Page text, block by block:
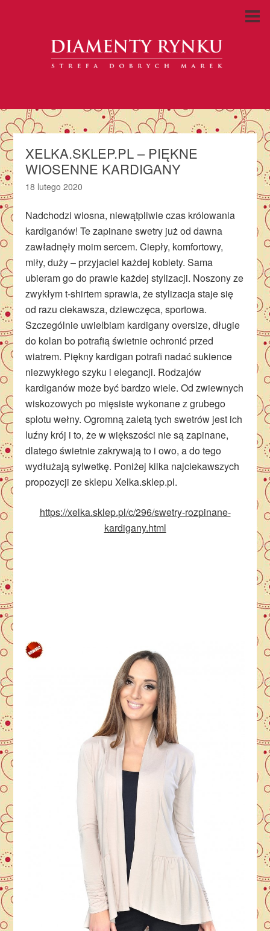
XELKA.SKLEP.PL – PIĘKNE
WIOSENNE KARDIGANY
18 lutego 2020
Nadchodzi wiosna, niewątpliwie czas królowania
kardiganów! Te zapinane swetry już od dawna
zawładnęły moim sercem. Ciepły, komfortowy,
miły, duży – przyjaciel każdej kobiety. Sama
ubieram go do prawie każdej stylizacji. Noszony ze
zwykłym t-shirtem sprawia, że stylizacja staje się
od razu ciekawsza, dziewczęca, sportowa.
Szczególnie uwielbiam kardigany oversize, długie
do kolan bo potrafią świetnie ochronić przed
wiatrem. Piękny kardigan potrafi nadać sukience
niezwykłego szyku i elegancji. Rodzajów
kardiganów może być bardzo wiele. Od zwiewnych
wiskozowych po mięsiste wykonane z grubego
splotu wełny. Ogromną zaletą tych swetrów jest ich
luźny krój i to, że w większości nie są zapinane,
dlatego świetnie zakrywają to i owo, a do tego
wydłużają sylwetkę. Poniżej kilka najciekawszych
propozycji ze sklepu Xelka.sklep.pl.
https://xelka.sklep.pl/c/296/swetry-rozpinane-
kardigany.html